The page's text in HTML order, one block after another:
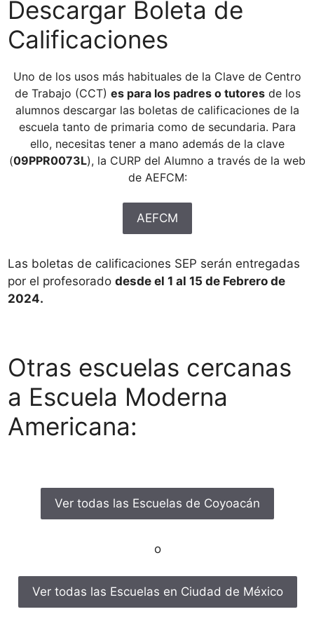
Descargar Boleta de
Calificaciones
Uno de los usos más habituales de la Clave de Centro
de Trabajo (CCT) es para los padres o tutoresde los
alumnos descargar las boletas de calificaciones de la
escuela tanto de primaria como de secundaria. Para
ello, necesitas tener a mano además de la clave
(09PPR0073L), la CURP del Alumno a través de la web
de AEFCM:
AEFCM
Las boletas de calificaciones SEP serán entregadas
por el profesorado desde el 1 al 15 de Febrero de
2024.
Otras escuelas cercanas
a Escuela Moderna
Americana:
Ver todas las Escuelas de Coyoacán
o
Ver todas las Escuelas en Ciudad de México